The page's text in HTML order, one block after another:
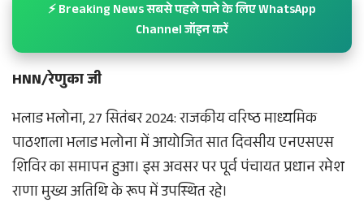
⚡ Breaking News सबसे पहले पाने के लिए WhatsApp
Channel जॉइन करें
HNN/रेणुका जी
भलाड भलोना, 27 सितंबर 2024: राजकीय वरिष्ठ माध्यमिक
पाठशाला भलाड भलोना में आयोजित सात दिवसीय एनएसएस
शिविर का समापन हुआ। इस अवसर पर पूर्व पंचायत प्रधान रमेश
राणा मुख्य अतिथि के रूप में उपस्थित रहे।